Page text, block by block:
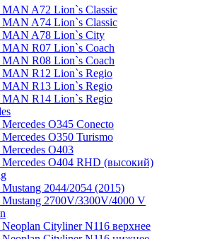
MAN A72 Lion`s Classic
MAN A74 Lion`s Classic
MAN A78 Lion`s City
MAN R07 Lion`s Coach
MAN R08 Lion`s Coach
MAN R12 Lion`s Regio
MAN R13 Lion`s Regio
MAN R14 Lion`s Regio
Mercedes O345 Conectо
Mercedes O350 Turismo
Mercedes O403
Mercedes O404 RHD (высокий)
Mustang 2044/2054 (2015)
Mustang 2700V/3300V/4000 V
Neoplan Cityliner N116 верхнее